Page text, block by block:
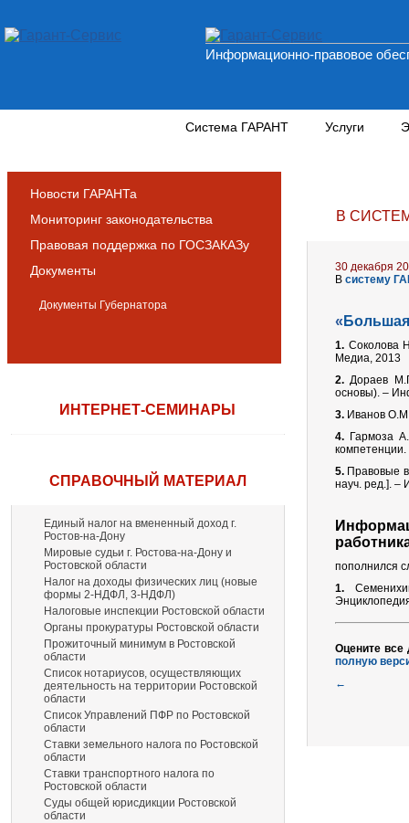
Информационно-правовое
Система ГАРАНТ Услуги
Новости ГАРАНТа
Мониторинг законодательства
Правовая поддержка по ГОСЗАКАЗу
Документы
Документы Губернатора
ИНТЕРНЕТ-СЕМИНАРЫ
СПРАВОЧНЫЙ МАТЕРИАЛ
Единый налог на вмененный доход г.
Ростов-на-Дону
Мировые судьи г. Ростова-на-Дону и
Ростовской области
Налог на доходы физических лиц (новые
формы 2-НДФЛ, 3-НДФЛ)
Налоговые инспекции Ростовской области
Органы прокуратуры Ростовской области
Прожиточный минимум в Ростовской
области
Список нотариусов, осуществляющих
деятельность на территории Ростовской
области
Список Управлений ПФР по Ростовской
области
Ставки земельного налога по Ростовской
области
Ставки транспортного налога по
Ростовской области
Суды общей юрисдикции Ростовской
области
В
30 декабря
В систему
«
1. Соколова
Медиа, 2013
2. Дораев
основы). –
3. Иванов
4. Гармоза
5. Правовые
науч. ред.]. –
пополнился
1.
Оцените
полную
←